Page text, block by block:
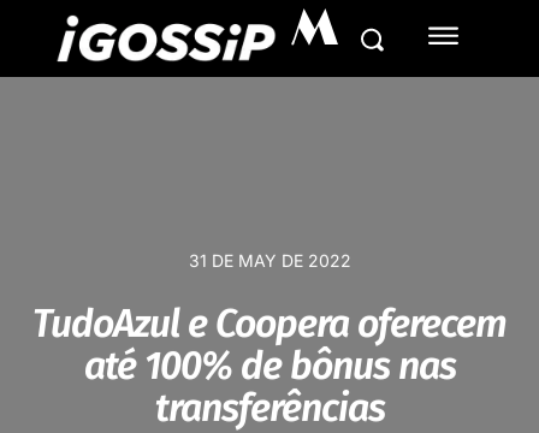
M
31 DE MAY DE 2022
TudoAzul e Coopera oferecem
até 100% de bônus nas
transferências